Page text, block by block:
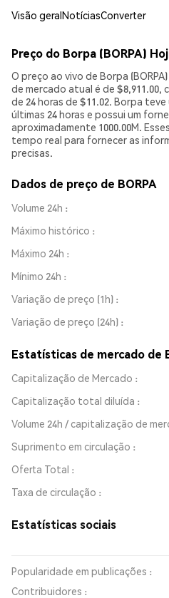
Visão geralNotíciasConverter
Preço do Borpa (BORPA)
O preço ao vivo de Borpa
de mercado atual é de $8,911.00,
de 24 horas de $11.02. Borpa
últimas 24 horas e possui um
aproximadamente 1000.00M.
tempo real para fornecer as
precisas.
Dados de preço de BORPA
Volume 24h
Máximo histórico
Máximo 24h
Mínimo 24h
Variação de preço (1h)
Variação de preço (24h)
Estatísticas de mercado de
Capitalização de Mercado
Capitalização total diluída
Volume 24h / capitalização de
Suprimento em circulação
Oferta Total
Taxa de circulação
Estatísticas sociais
Popularidade em publicações :
Contribuidores :